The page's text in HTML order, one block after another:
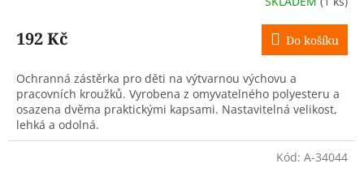
192 Kč Do košíku
Ochranná zástěrka pro děti na výtvarnou výchovu a
pracovních kroužků. Vyrobena z omyvatelného polyesteru a
osazena dvěma praktickými kapsami. Nastavitelná velikost,
lehká a odolná.
Kód: A-34044